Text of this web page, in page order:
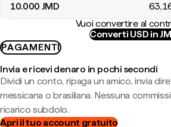
10.000 JMD 63
Vuoi convertire al
Converti USD in
PAGAMENTI
Invia e ricevi denaro in pochi secondi
Dividi un conto, ripaga un amico, invia
messicana o brasiliana. Nessuna
ricarico subdolo.
Apri il tuo account gratuito